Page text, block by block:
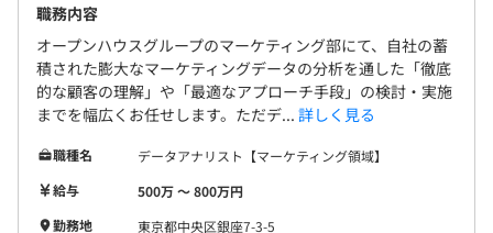
職務内容
オープンハウスグループのマーケティング部にて、自社の蓄
積された膨大なマーケティングデータの分析を通した「徹底
的な顧客の理解」や「最適なアプローチ手段」の検討・実施
までを幅広くお任せします。ただデ... 詳しく見る
職種名
データアナリスト【マーケティング領域】
給与
500万 〜 800万円
勤務地
東京都中央区銀座7-3-5